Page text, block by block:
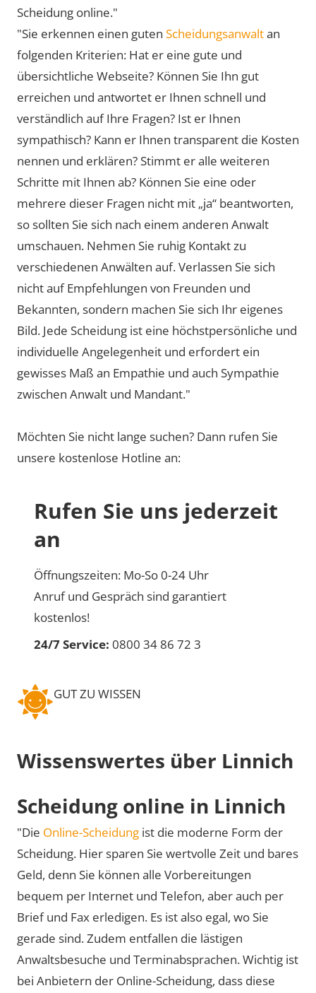
Scheidung online."
"Sie erkennen einen guten Scheidungsanwaltan
folgenden Kriterien: Hat er eine gute und
übersichtliche Webseite? Können Sie Ihn gut
erreichen und antwortet er Ihnen schnell und
verständlich auf Ihre Fragen? Ist er Ihnen
sympathisch? Kann er Ihnen transparent die Kosten
nennen und erklären? Stimmt er alle weiteren
Schritte mit Ihnen ab? Können Sie eine oder
mehrere dieser Fragen nicht mit „ja“ beantworten,
so sollten Sie sich nach einem anderen Anwalt
umschauen. Nehmen Sie ruhig Kontakt zu
verschiedenen Anwälten auf. Verlassen Sie sich
nicht auf Empfehlungen von Freunden und
Bekannten, sondern machen Sie sich Ihr eigenes
Bild. Jede Scheidung ist eine höchstpersönliche und
individuelle Angelegenheit und erfordert ein
gewisses Maß an Empathie und auch Sympathie
zwischen Anwalt und Mandant."
Möchten Sie nicht lange suchen? Dann rufen Sie
unsere kostenlose Hotline an:
Rufen Sie uns jederzeit
an
Öffnungszeiten: Mo-So 0-24 Uhr
Anruf und Gespräch sind garantiert
kostenlos!
24/7 Service: 0800 34 86 72 3
GUT ZU WISSEN
Wissenswertes über Linnich
Scheidung online in Linnich
"Die Online-Scheidung ist die moderne Form der
Scheidung. Hier sparen Sie wertvolle Zeit und bares
Geld, denn Sie können alle Vorbereitungen
bequem per Internet und Telefon, aber auch per
Brief und Fax erledigen. Es ist also egal, wo Sie
gerade sind. Zudem entfallen die lästigen
Anwaltsbesuche und Terminabsprachen. Wichtig ist
bei Anbietern der Online-Scheidung, dass diese